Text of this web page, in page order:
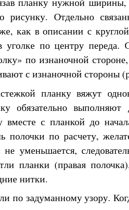
Отдельно
как в описании с круглой
уголкепо центру переда.
по изнаночной
с изнаночнойстороны
планку вяжут
обязательно выполняют
вместе с планкой до
полочки по расчету,
не уменьшается,
планки (правая
нитки.
по задуманному узору.